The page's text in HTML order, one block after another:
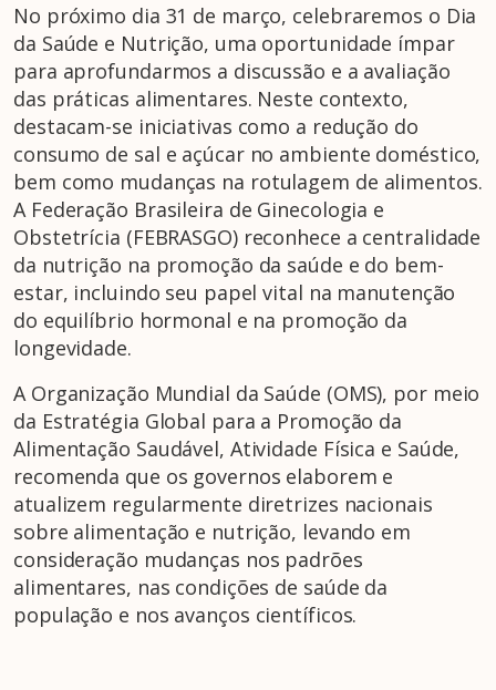
No próximo dia 31 de março, celebraremos o Dia
da Saúde e Nutrição, uma oportunidade ímpar
para aprofundarmos a discussão e a avaliação
das práticas alimentares. Neste contexto,
destacam-se iniciativas como a redução do
consumo de sal e açúcar no ambiente doméstico,
bem como mudanças na rotulagem de alimentos.
A Federação Brasileira de Ginecologia e
Obstetrícia (FEBRASGO) reconhece a centralidade
da nutrição na promoção da saúde e do bem-
estar, incluindo seu papel vital na manutenção
do equilíbrio hormonal e na promoção da
longevidade.
A Organização Mundial da Saúde (OMS), por meio
da Estratégia Global para a Promoção da
Alimentação Saudável, Atividade Física e Saúde,
recomenda que os governos elaborem e
atualizem regularmente diretrizes nacionais
sobre alimentação e nutrição, levando em
consideração mudanças nos padrões
alimentares, nas condições de saúde da
população e nos avanços científicos.